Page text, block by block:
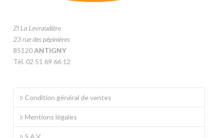
ZI La Levraudière
23 rue des pépinières
85120ANTIGNY
Tél. 02 51 69 66 12
Condition général de ventes
Mentions légales